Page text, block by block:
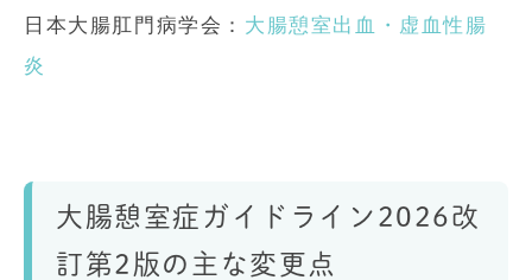
日本大腸肛門病学会： 大腸憩室出血・虚血性腸
炎
大腸憩室症ガイドライン2026改
訂第2版の主な変更点